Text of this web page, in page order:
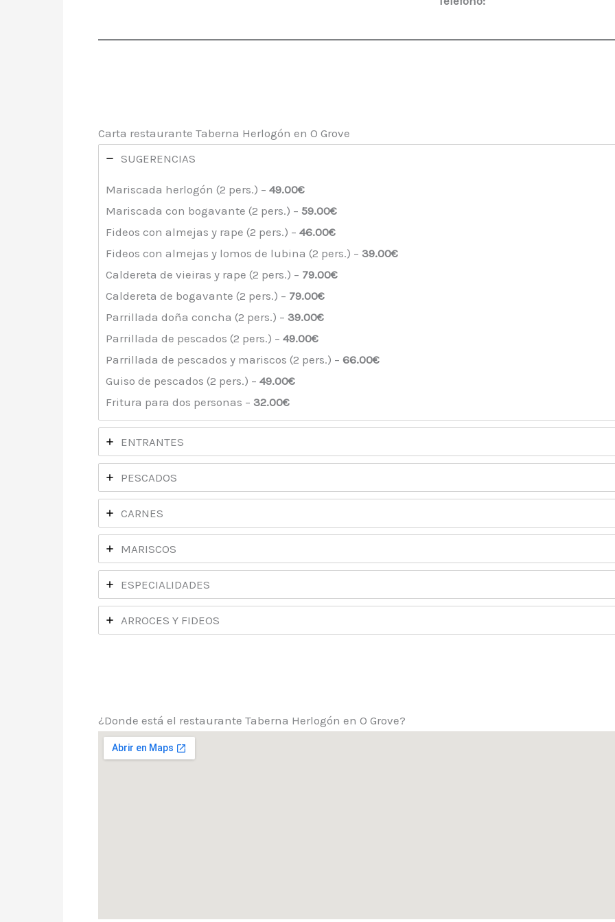
Carta restaurante Taberna Herlogón en O Grove
SUGERENCIAS
Mariscada herlogón (2 pers.) – 49.00€
Mariscada con bogavante (2 pers.) – 59.00€
Fideos con almejas y rape (2 pers.) – 46.00€
Fideos con almejas y lomos de lubina (2 pers.) – 39.00€
Caldereta de vieiras y rape (2 pers.) – 79.00€
Caldereta de bogavante (2 pers.) – 79.00€
Parrillada doña concha (2 pers.) – 39.00€
Parrillada de pescados (2 pers.) – 49.00€
Parrillada de pescados y mariscos (2 pers.) – 66.00€
Guiso de pescados (2 pers.) – 49.00€
Fritura para dos personas – 32.00€
ENTRANTES
PESCADOS
CARNES
MARISCOS
ESPECIALIDADES
ARROCES Y FIDEOS
¿Donde está el restaurante Taberna Herlogón en O Grove?